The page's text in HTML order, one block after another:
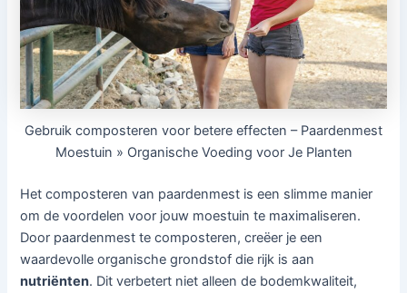
Gebruik composteren voor betere effecten – Paardenmest
Moestuin » Organische Voeding voor Je Planten
Het composteren van paardenmest is een slimme manier
om de voordelen voor jouw moestuin te maximaliseren.
Door paardenmest te composteren, creëer je een
waardevolle organische grondstof die rijk is aan
nutriënten. Dit verbetert niet alleen de bodemkwaliteit,